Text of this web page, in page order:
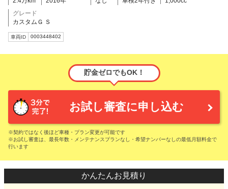
グレード
カスタムＧ Ｓ
車両ID 0003448402
貯金ゼロでもOK！
お試し審査に申し込む
※契約ではなく後ほど車種・プラン変更が可能です
※お試し審査は、最長年数・メンテナンスプランなし・希望ナンバーなしの最低月額料金で
行います
かんたんお見積り